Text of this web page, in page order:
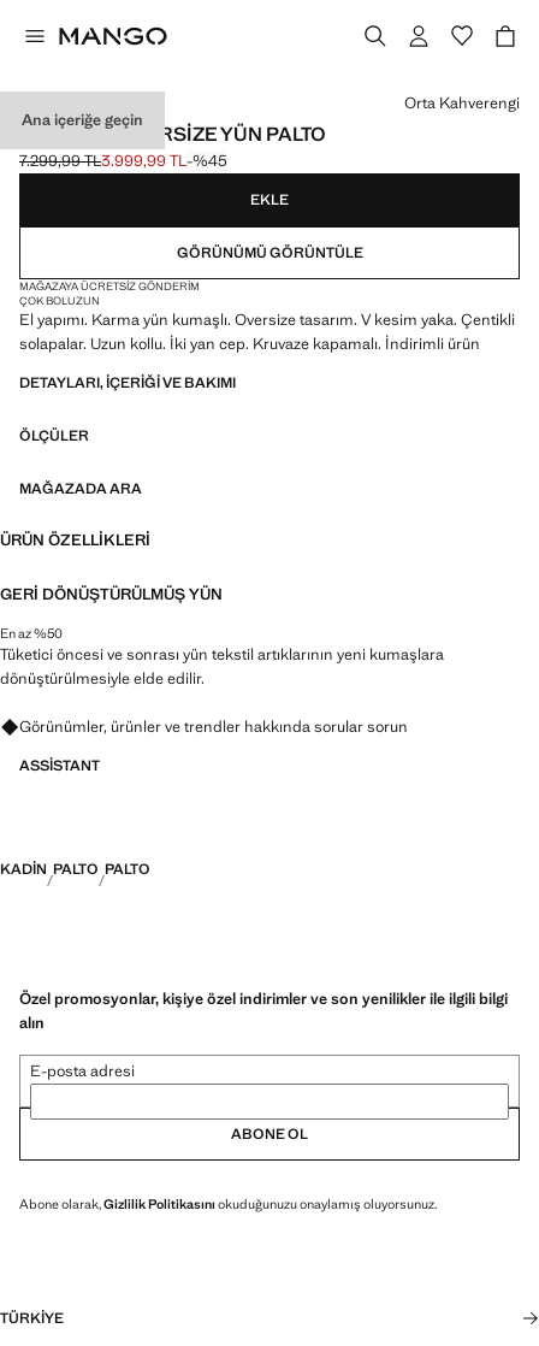
Ana içeriğe geçin
EL YAPIMI OVERSIZE YÜN PALTO
Üstü çizili ilk fiyat [7.299,99 TL ]
7.299,99 TL
Güncel fiyat [3.999,99 TL ]
3.999,99 TL-%45
Bir renk seçin
Orta Kahverengi
EKLE
GÖRÜNÜMÜ GÖRÜNTÜLE
MAĞAZAYA ÜCRETSIZ GÖNDERIM
ÇOK BOLUZUN
El yapımı. Karma yün kumaşlı. Oversize tasarım. V kesim yaka. Çentikli
solapalar. Uzun kollu. İki yan cep. Kruvaze kapamalı. İndirimli ürün
DETAYLARI, IÇERIĞI VE BAKIMI
ÖLÇÜLER
MAĞAZADA ARA
ÜRÜN ÖZELLIKLERI
GERI DÖNÜŞTÜRÜLMÜŞ YÜN
En az %50
Tüketici öncesi ve sonrası yün tekstil artıklarının yeni kumaşlara
dönüştürülmesiyle elde edilir.
Görünümler, ürünler ve trendler hakkında sorular sorun
ASSISTANT
KADIN PALTO PALTO
Özel promosyonlar, kişiye özel indirimler ve son yenilikler ile ilgili bilgi
alın
E-posta adresi
ABONE OL
Abone olarak,Gizlilik Politikasını okuduğunuzu onaylamış oluyorsunuz.
TÜRKIYE